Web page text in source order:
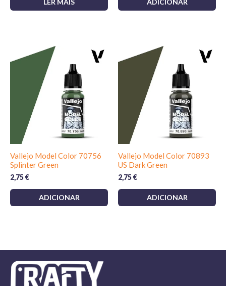
LER MAIS ADICIONAR
Vallejo Model Color 70756
Splinter Green
2,75€
ADICIONAR
Vallejo Model Color 70893
US Dark Green
2,75€
ADICIONAR